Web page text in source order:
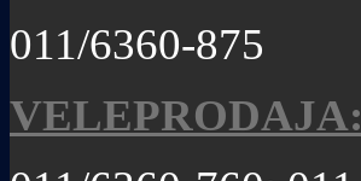
011/6360-875
VELEPRODAJA: